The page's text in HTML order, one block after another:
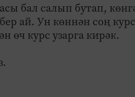
бал салып бутап,
ай. Ун көннән соң
өч курс узарга кирәк.